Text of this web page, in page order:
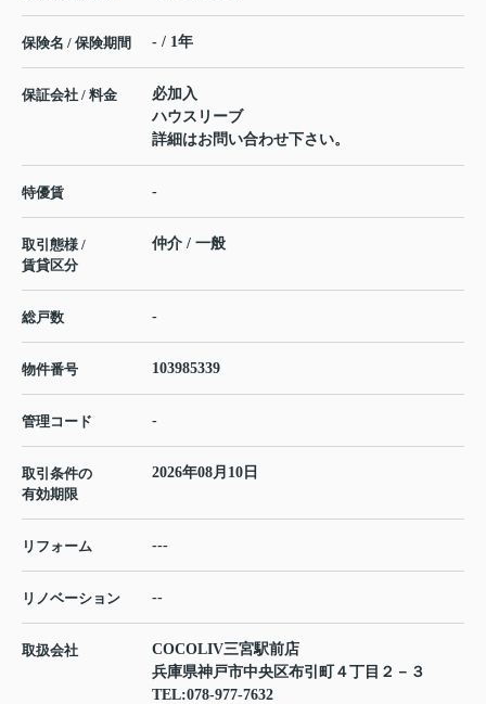
保険名 / 保険期間 - / 1年
保証会社 / 料金
必加入
ハウスリーブ
詳細はお問い合わせ下さい。
特優賃 -
取引態様 /
賃貸区分
仲介 / 一般
総戸数 -
物件番号 103985339
管理コード -
取引条件の
有効期限
2026年08月10日
リフォーム ---
リノベーション --
取扱会社
COCOLIV三宮駅前店
兵庫県神戸市中央区布引町４丁目２－３
TEL:078-977-7632